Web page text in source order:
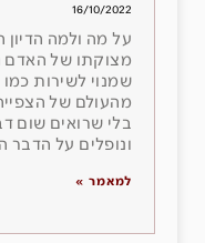
16/10/2022
על מה ולמה
מצוקתו של האדם
שמנוי לשירות
מהעולם של
בלי שרואים שום
ונופלים על הדבר
למאמר »